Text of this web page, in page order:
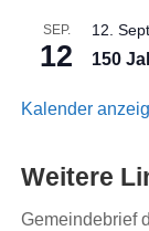
SEP.
12
12.
150
Kalender
Weitere
Gemeindebrief